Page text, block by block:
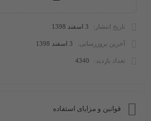
تاریخ انتشار: 3 اسفند 1398
آخرین بروزرسانی: 3 اسفند 1398
تعداد بازدید: 4340
قوانین و مزایای استفاده